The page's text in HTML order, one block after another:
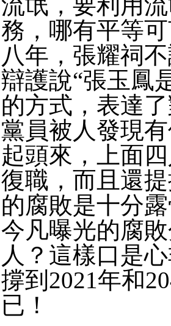
務，哪有平等
八年，張耀祠
辯護說“張玉鳳
的方式，表達
黨員被人發現
起頭來，上面
復職，而且還
的腐敗是十分
今凡曝光的腐
人？這樣口是
撐到2021年和
已！